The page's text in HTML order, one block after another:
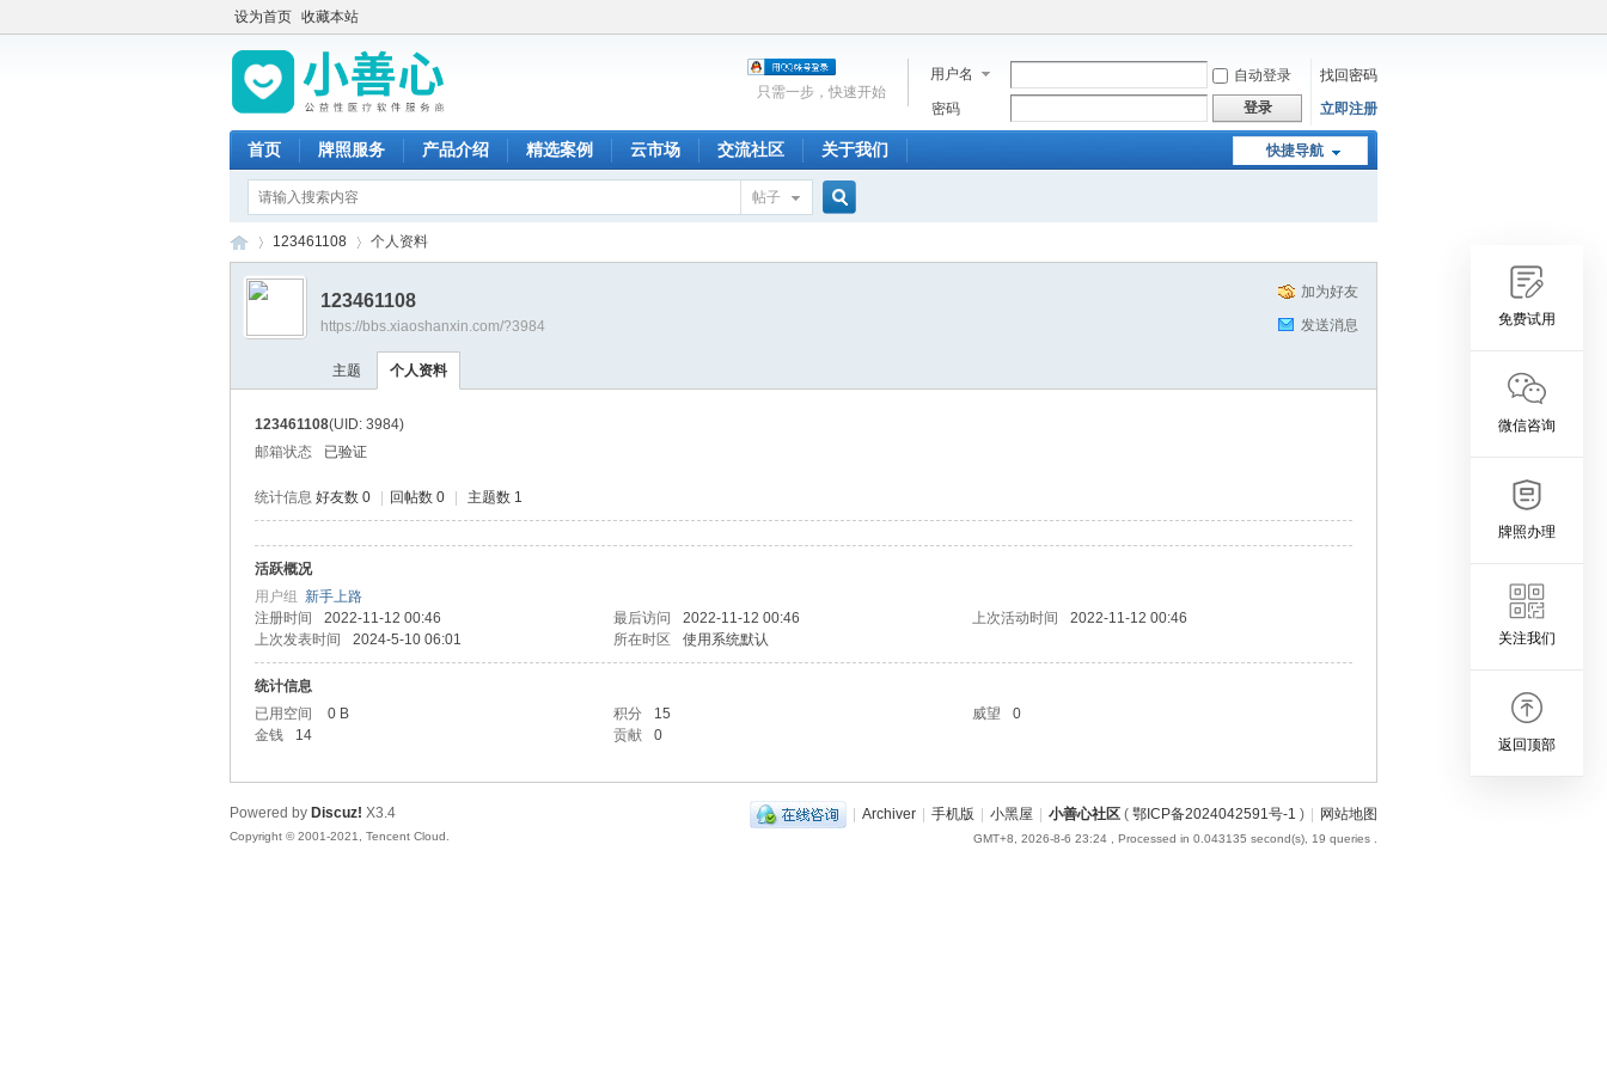
设为首页 收藏本站
用户名 自动登录
找回密码
密码
登录 立即注册
只需一步，快速开始
快捷导航
首页 牌照服务 产品介绍 精选案例 云市场 交流社区 关于我们
帖子
心
›
123461108 个人资料
加为好友
发送消息
123461108
https://bbs.xiaoshanxin.com/?3984
主题 个人资料
123461108(UID: 3984)
邮箱状态
已验证
统计信息 好友数 0 回帖数 0 主题数 1
活跃概况
用户组 新手上路
注册时间
2022-11-12 00:46 最后访问 2022-11-12 00:46 上次活动时间
2022-11-12 00:46
上次发表时间
2024-5-10 06:01 所在时区 使用系统默认
统计信息
已用空间
0 B 积分 15 威望
0
金钱
14 贡献 0
| Archiver | 手机版 | 小黑屋 | 小善心社区 ( 鄂ICP备2024042591号-1 ) | 网站地图
免费试用
微信咨询
牌照办理
关注我们
返回顶部
GMT+8, 2026-8-6 23:24 , Processed in 0.043135 second(s), 19 queries .
Powered by Discuz! X3.4
Copyright © 2001-2021, Tencent Cloud.